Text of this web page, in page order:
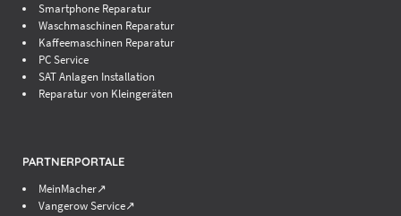
Smartphone Reparatur
Waschmaschinen Reparatur
Kaffeemaschinen Reparatur
PC Service
SAT Anlagen Installation
Reparatur von Kleingeräten
PARTNERPORTALE
MeinMacher↗
Vangerow Service↗